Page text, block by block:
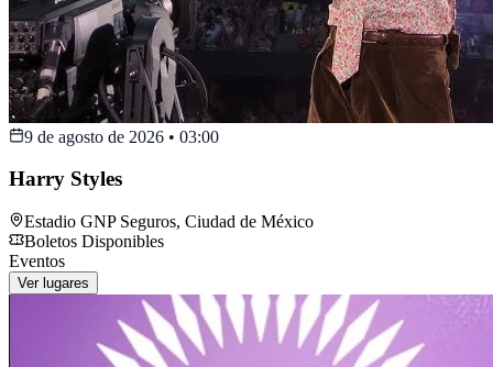
9 de agosto de 2026 • 03:00
Harry Styles
Estadio GNP Seguros, Ciudad de México
Boletos Disponibles
Eventos
Ver lugares